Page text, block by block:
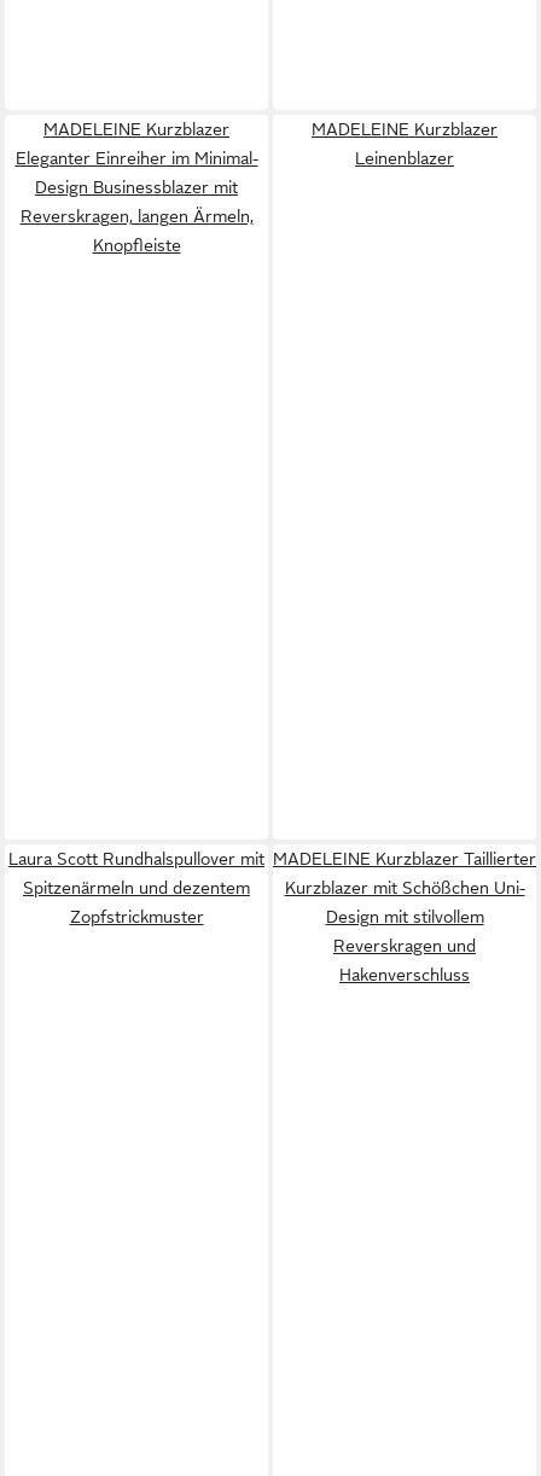
MADELEINE Kurzblazer
Eleganter Einreiher im Minimal-
Design Businessblazer mit
Reverskragen, langen Ärmeln,
Knopfleiste
MADELEINE Kurzblazer
Leinenblazer
Laura Scott Rundhalspullover mit
Spitzenärmeln und dezentem
Zopfstrickmuster
MADELEINE Kurzblazer Taillierter
Kurzblazer mit Schößchen Uni-
Design mit stilvollem
Reverskragen und
Hakenverschluss